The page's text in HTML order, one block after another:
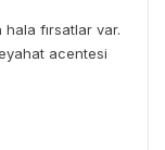
fırsatlar var.
acentesi